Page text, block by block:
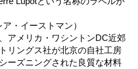
・イーストマン）
アメリカ・ワシントンDC近郊
リングス社が北京の自社工房
ーズニングされた良質な材料